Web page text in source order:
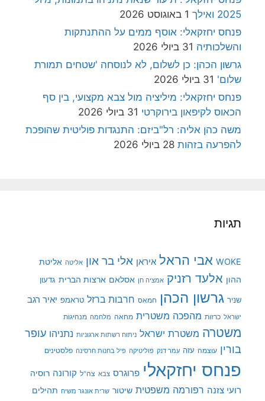
2025 ואילך
1 באוגוסט 2026
פנחס יחזקאלי: אוסף ממים על ההתנתקות
והשלכותיה 31 ביולי 2026
גרשון הכהן: כן לשלום, לא לנוסחה 'שטחים תמורת
שלום' 31 ביולי 2026
פנחס יחזקאלי: מיליציה מול צבא מקצועי, בין סף
הכאוס לקיפאון בירוקרטי 31 ביולי 2026
משה כהן אליה: רל"ביזם: התנגדות פוליטית שהופכת
להפרעה בזהות 28 ביולי 2026
תגיות
WOKE אבי הראל איראן אלי בר און אליטה אליטת
ההון אלעד רזניק אמציה חן אסלאם ארצות הברית גדעון
שניר גרשון הכהן חמאס חרבות ברזל טראמפ יאיר רגב
ישראל כרזות מהפכה משטרית מחאה מלחמה מנהיגות
משטרה משטרת ישראל ניתוח רשתות ארגוניות נתניהו עופר
בורין עוצמה עזה עמר דנק פוליטיקה פיל בחנות חרסינה פלסטינים
פנחס יחזקאלי פרוגרס צבא צה"ל קורונה רוסיה
רועי צזנה רפורמה משפטית שיטור שרית אונגר משיח תהילים